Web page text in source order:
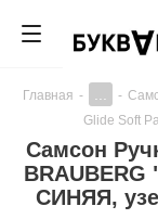
Главная - -
Glide Soft
Самсон
СИНЯЯ,